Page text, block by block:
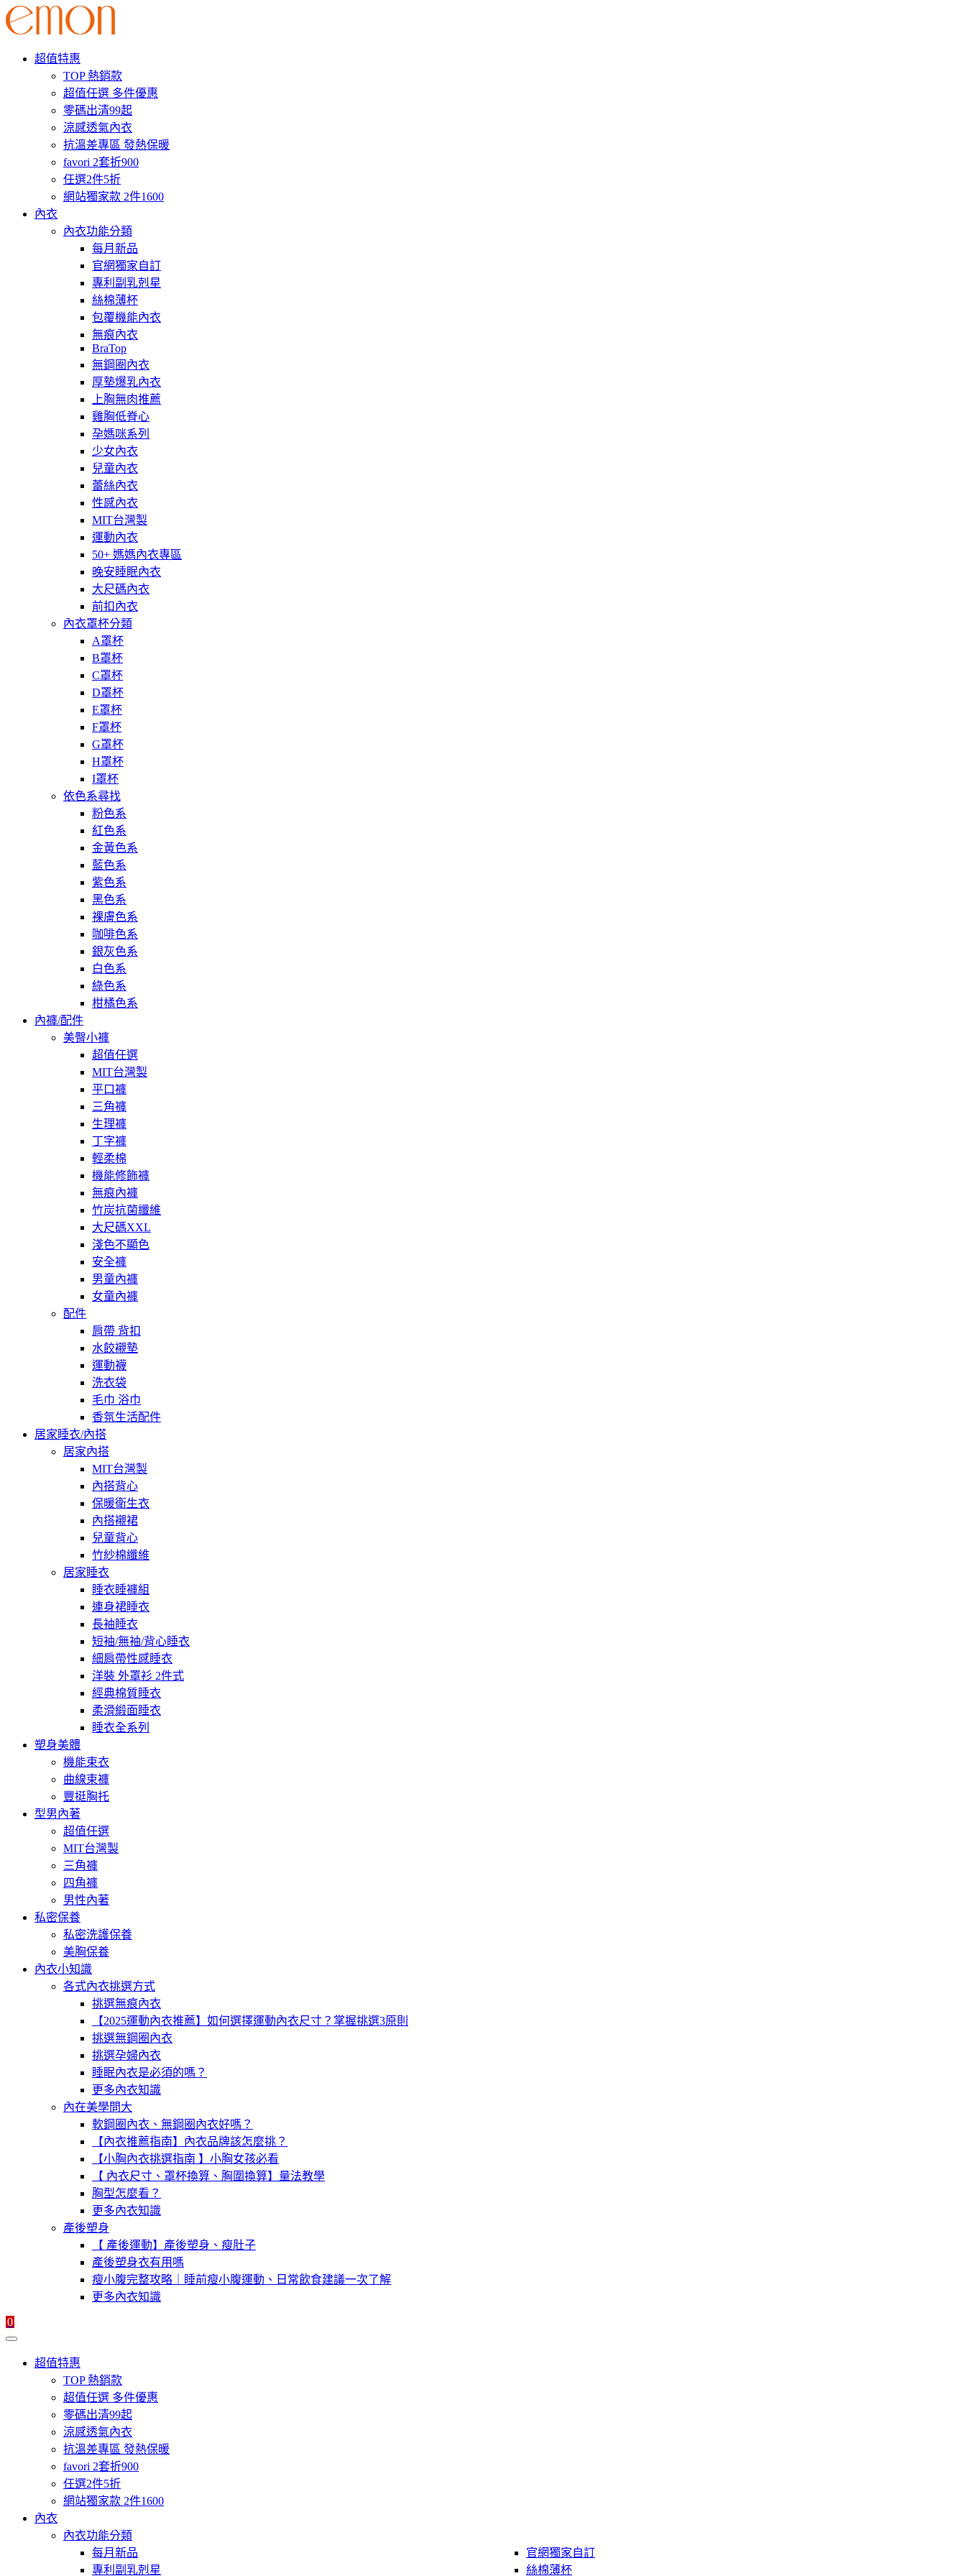
超值特惠
TOP 熱銷款
超值任選 多件優惠
零碼出清99起
涼感透氣內衣
抗溫差專區 發熱保暖
favori 2套折900
任選2件5折
網站獨家款 2件1600
內衣
內衣功能分類
每月新品
官網獨家自訂
專利副乳剋星
絲棉薄杯
包覆機能內衣
無痕內衣
BraTop
無鋼圈內衣
厚墊爆乳內衣
上胸無肉推薦
雞胸低脊心
孕媽咪系列
少女內衣
兒童內衣
蕾絲內衣
性感內衣
MIT台灣製
運動內衣
50+ 媽媽內衣專區
晚安睡眠內衣
大尺碼內衣
前扣內衣
內衣罩杯分類
A罩杯
B罩杯
C罩杯
D罩杯
E罩杯
F罩杯
G罩杯
H罩杯
I罩杯
依色系尋找
粉色系
紅色系
金黃色系
藍色系
紫色系
黑色系
裸膚色系
咖啡色系
銀灰色系
白色系
綠色系
柑橘色系
內褲/配件
美臀小褲
超值任選
MIT台灣製
平口褲
三角褲
生理褲
丁字褲
輕柔棉
機能修飾褲
無痕內褲
竹炭抗菌纖維
大尺碼XXL
淺色不顯色
安全褲
男童內褲
女童內褲
配件
肩帶 背扣
水餃襯墊
運動襪
洗衣袋
毛巾 浴巾
香氛生活配件
居家睡衣/內搭
居家內搭
MIT台灣製
內搭背心
保暖衛生衣
內搭襯裙
兒童背心
竹紗棉纖維
居家睡衣
睡衣睡褲組
連身裙睡衣
長袖睡衣
短袖/無袖/背心睡衣
細肩帶性感睡衣
洋裝 外罩衫 2件式
經典棉質睡衣
柔滑緞面睡衣
睡衣全系列
塑身美體
機能束衣
曲線束褲
豐挺胸托
型男內著
超值任選
MIT台灣製
三角褲
四角褲
男性內著
私密保養
私密洗護保養
美胸保養
內衣小知識
各式內衣挑選方式
挑選無痕內衣
【2025運動內衣推薦】如何選擇運動內衣尺寸？掌握挑選3原則
挑選無鋼圈內衣
挑選孕婦內衣
睡眠內衣是必須的嗎？
更多內衣知識
內在美學問大
軟鋼圈內衣、無鋼圈內衣好嗎？
【內衣推薦指南】內衣品牌該怎麼挑？
【小胸內衣挑選指南 】小胸女孩必看
【 內衣尺寸、罩杯換算、胸圍換算】量法教學
胸型怎麼看？
更多內衣知識
產後塑身
【 產後運動】產後塑身、瘦肚子
產後塑身衣有用嗎
瘦小腹完整攻略｜睡前瘦小腹運動、日常飲食建議一次了解
更多內衣知識
0
超值特惠
TOP 熱銷款
超值任選 多件優惠
零碼出清99起
涼感透氣內衣
抗溫差專區 發熱保暖
favori 2套折900
任選2件5折
網站獨家款 2件1600
內衣
內衣功能分類
每月新品
官網獨家自訂
專利副乳剋星
絲棉薄杯